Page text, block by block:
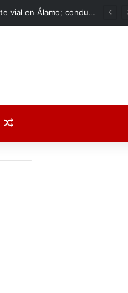
Rocío Nahle acerca oportunidades a la zona norte de Veracruz; entrega apoyos para emprendedores y anuncia obra histórica para Poza Rica
Publicación al azar